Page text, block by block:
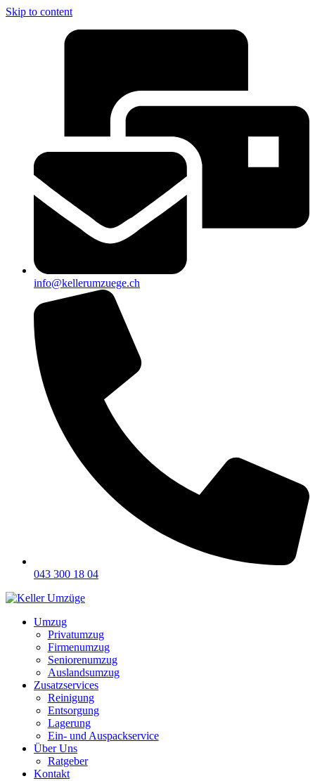
Skip to content
info@kellerumzuege.ch
043 300 18 04
Umzug
Privatumzug
Firmenumzug
Seniorenumzug
Auslandsumzug
Zusatzservices
Reinigung
Entsorgung
Lagerung
Ein- und Auspackservice
Über Uns
Ratgeber
Kontakt